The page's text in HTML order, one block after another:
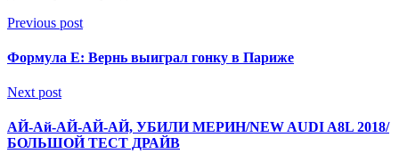
Previous post
Формула E: Вернь выиграл гонку в Париже
Next post
АЙ-Ай-АЙ-АЙ-АЙ, УБИЛИ МЕРИН/NEW AUDI A8L 2018/
БОЛЬШОЙ ТЕСТ ДРАЙВ